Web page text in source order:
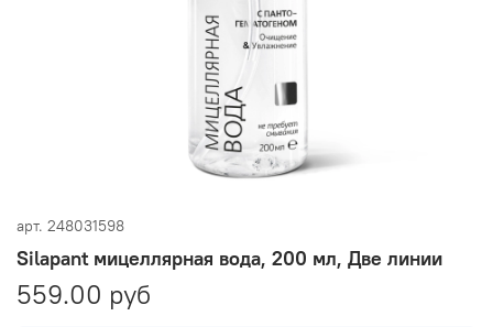
арт. 248031598
Silapant мицеллярная вода, 200 мл, Две линии
559.00 руб